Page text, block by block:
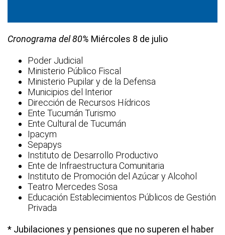
Cronograma del 80% Miércoles 8 de julio
Poder Judicial
Ministerio Público Fiscal
Ministerio Pupilar y de la Defensa
Municipios del Interior
Dirección de Recursos Hídricos
Ente Tucumán Turismo
Ente Cultural de Tucumán
Ipacym
Sepapys
Instituto de Desarrollo Productivo
Ente de Infraestructura Comunitaria
Instituto de Promoción del Azúcar y Alcohol
Teatro Mercedes Sosa
Educación Establecimientos Públicos de Gestión
Privada
* Jubilaciones y pensiones que no superen el haber